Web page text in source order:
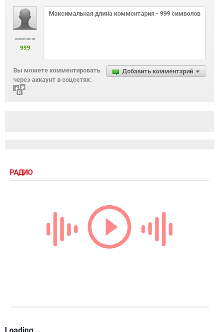
символов
999
Добавить комментарий
Вы можете комментировать
через аккаунт в соцсетях:
РАДИО